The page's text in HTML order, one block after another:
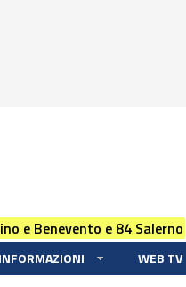
e Benevento e 84 Salerno
INFORMAZIONI WEB TV